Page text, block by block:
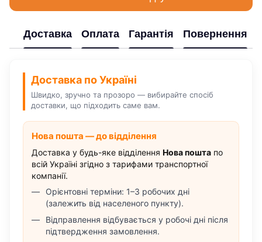
Доставка Оплата Гарантія Повернення
Доставка по Україні
Швидко, зручно та прозоро — вибирайте спосіб
доставки, що підходить саме вам.
Нова пошта — до відділення
Доставка у будь-яке відділення Нова пошта по
всій Україні згідно з тарифами транспортної
компанії.
Орієнтовні терміни: 1–3 робочих дні
(залежить від населеного пункту).
Відправлення відбувається у робочі дні після
підтвердження замовлення.